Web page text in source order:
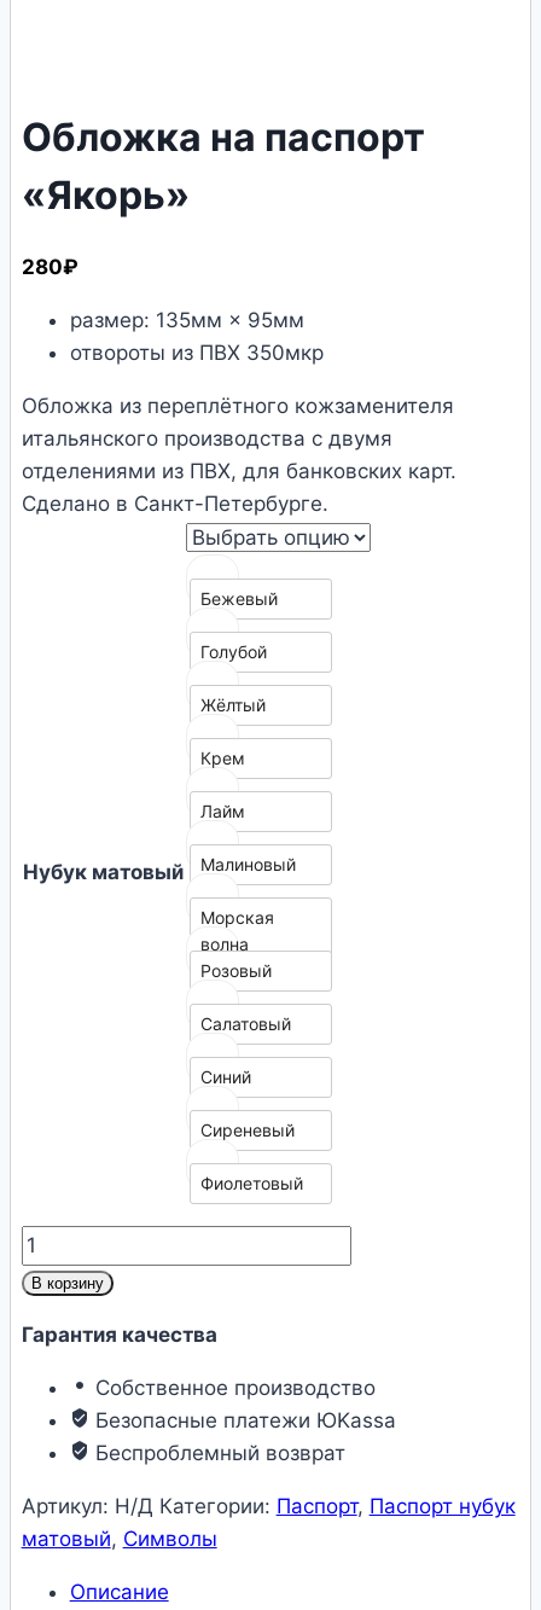
Обложка на паспорт
«Якорь»
280₽
размер: 135мм × 95мм
отвороты из ПВХ 350мкр
Обложка из переплётного кожзаменителя
итальянского производства с двумя
отделениями из ПВХ, для банковских карт.
Сделано в Санкт-Петербурге.
Нубук матовый
Бежевый
Голубой
Жёлтый
Крем
Лайм
Малиновый
Морская
волна
Розовый
Салатовый
Синий
Сиреневый
Фиолетовый
Количество
товара
на
«Якорь»
В корзину
Гарантия качества
Собственное производство
Безопасные платежи ЮKassa
Беспроблемный возврат
Артикул: Н/Д Категории: Паспорт, Паспорт нубук
матовый, Символы
Описание